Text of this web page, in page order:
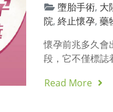
墮胎手術, 大
院,終止懷孕,藥
懷孕前兆多久會
段，它不僅標
Read More